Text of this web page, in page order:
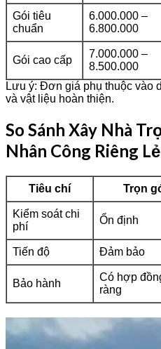
Gói tiêu
chuẩn
6.000.000 –
6.800.000
Gói cao cấp
7.000.000 –
8.500.000
Lưu ý: Đơn giá phụ thuộc vào
và vật liệu hoàn thiện.
So Sánh Xây Nhà
Nhân Công Riêng Lẻ
Tiêu chí Trọn
Kiểm soát chi
phí
Ổn định
Tiến độ Đảm bảo
Bảo hành
Có hợp
ràng